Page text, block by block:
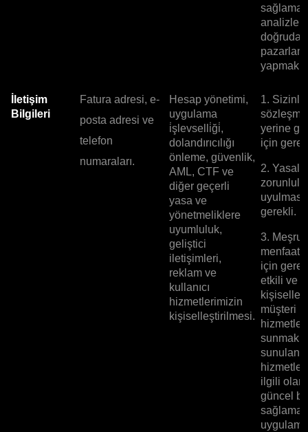
analizleri
doğrudan
yapmak
İletişim
Bilgileri
Fatura adresi, e-
posta adresi ve
telefon
numaraları.
Hesap yönetimi,
uygulama
i̇şlevselli̇ği̇,
dolandırıcılığı
önleme, güvenlik,
AML, CTF ve
diğer geçerli
yasa ve
yönetmeliklere
uyumluluk,
geliştici
iletişimleri,
reklam ve
kullanıcı
hizmetlerimizin
kişiselleştirilmesi.
1.
yerine
için
2. Yasal
gerekli.
3. Meşru
için
etkili ve
müşteri
hizmetleri
sunmak
sunulan
ilgili
güncel
uygulama